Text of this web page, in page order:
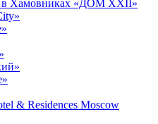
Хамовниках «ДОМ XXII»
& Residences Moscow